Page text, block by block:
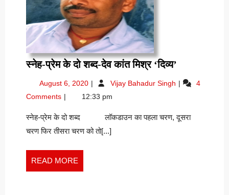
स्नेह-प्रेम के दो शब्द-देव कांत मिश्र ‘दिव्य’
के
शब्द-
देव
August 6, 2020 August
2020
Vijay Bahadur Singh स्नेह-
शब्द-
4
Comments
12:33 pm
स्नेह-प्रेम के दो शब्द लॉकडाउन का पहला चरण, दूसरा
चरण फिर तीसरा चरण को तो[...]
READ MORE
MORE